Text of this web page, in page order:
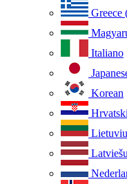
Greece
Italiano
Korean
Hrvatski
Lietuviu
Latviešu